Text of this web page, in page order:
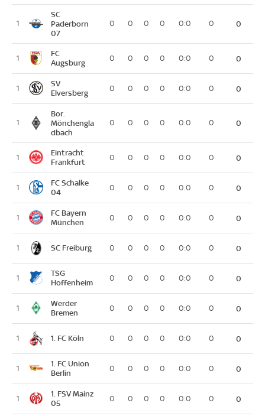
1
SC
Paderborn
07
0 0 0 0 0:0 0 0
1
FC
Augsburg
0 0 0 0 0:0 0 0
1
SV
Elversberg
0 0 0 0 0:0 0 0
1
Bor.
Mönchengla
dbach
0 0 0 0 0:0 0 0
1
Eintracht
Frankfurt
0 0 0 0 0:0 0 0
1
FC Schalke
04
0 0 0 0 0:0 0 0
1
FC Bayern
München
0 0 0 0 0:0 0 0
1 SC Freiburg 0 0 0 0 0:0 0 0
1
TSG
Hoffenheim
0 0 0 0 0:0 0 0
1
Werder
Bremen
0 0 0 0 0:0 0 0
1 1. FC Köln 0 0 0 0 0:0 0 0
1
1. FC Union
Berlin
0 0 0 0 0:0 0 0
1
1. FSV Mainz
05
0 0 0 0 0:0 0 0